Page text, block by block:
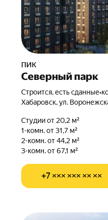
ПИК
Северный парк
Строится, есть сданные•
Хабаровск, ул.
Студии от 20,2 м²
1-комн. от 31,7 м²
2-комн. от 44,2 м²
3-комн. от 67,1 м²
+7 ××× ××× ×× ××